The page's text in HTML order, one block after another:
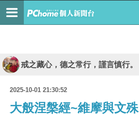
戒之藏心，德之常行，謹言慎行。
2025-10-01 21:30:52
大般涅槃經~維摩與文殊